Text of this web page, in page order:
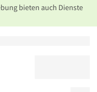
bieten auch Dienste